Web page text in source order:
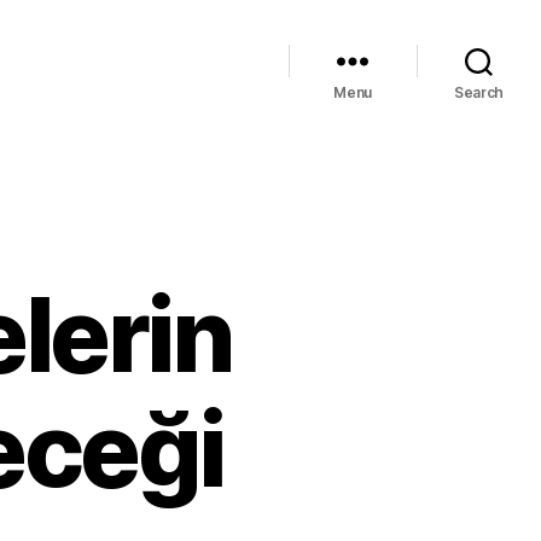
Menu Search